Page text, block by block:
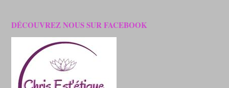
DÉCOUVREZ NOUS SUR FACEBOOK